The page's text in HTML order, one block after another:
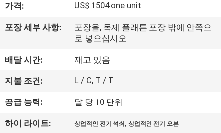
에
대
여
공
장
가격: US$ 1504 one unit
포장 세부 사항:
포장을, 목제 플래튼 포장 밖에 안쪽으
로 넣으십시오
배달 시간: 재고 있음
지불 조건: L / C, T / T
공급 능력: 달 당 10 단위
하이 라이트: 상업적인 전기 석쇠 ,상업적인 전기 오븐